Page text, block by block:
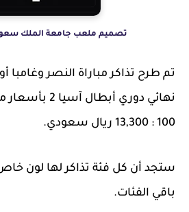
تصميم ملعب جامعة الملك سعود
تم طرح تذاكر مباراة النصر وغامبا
نهائي دوري
100 : 13,300 ريال سعودي.
ستجد أن كل فئة تذاكر لها لون
باقي الفئات.